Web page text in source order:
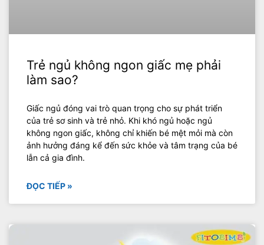
Trẻ ngủ không ngon giấc mẹ phải
làm sao?
Giấc ngủ đóng vai trò quan trọng cho sự phát triển
của trẻ sơ sinh và trẻ nhỏ. Khi khó ngủ hoặc ngủ
không ngon giấc, không chỉ khiến bé mệt mỏi mà còn
ảnh hưởng đáng kể đến sức khỏe và tâm trạng của bé
lẫn cả gia đình.
ĐỌC TIẾP »